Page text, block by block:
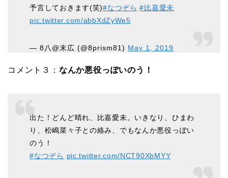
予言しておきます(笑)#なつぞら #比嘉愛未
pic.twitter.com/abbXdZyWe5
— 8八@末広 (@8prism81) May 1, 2019
コメント３： なんか悪役っぽいのう！
出た！どんど晴れ、比嘉愛未。いきなり、ひまわ
り、松嶋菜々子との絡み、でもなんか悪役っぽい
のう！
#なつぞら pic.twitter.com/NCT90XbMYY